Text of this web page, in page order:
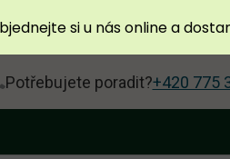
Potřebujete poradit?+420 775
si u nás online a